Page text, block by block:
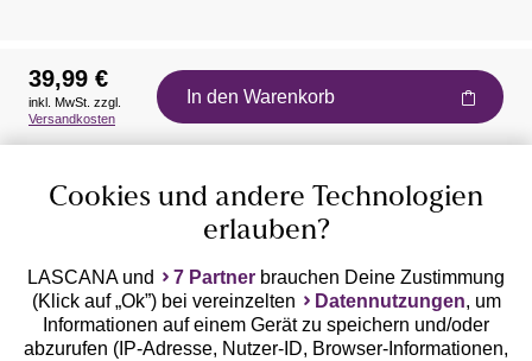
Auszeichnungen
Geprüfte Sicherheit
39,99 €
inkl. MwSt. zzgl.
Versandkosten
In den Warenkorb
Cookies und andere Technologien
erlauben?
LASCANA und 7 Partner brauchen Deine Zustimmung
(Klick auf „Ok”) bei vereinzelten
Datennutzungen, um
Informationen auf einem Gerät zu speichern und/oder
abzurufen (IP-Adresse, Nutzer-ID, Browser-Informationen,